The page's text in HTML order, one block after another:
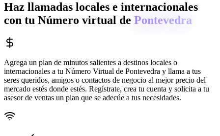
Haz llamadas locales e internacionales
con tu Número virtual de Pontevedra
Agrega un plan de minutos salientes a destinos locales o
internacionales a tu Número Virtual de Pontevedra y llama a tus
seres queridos, amigos o contactos de negocio al mejor precio del
mercado estés donde estés. Regístrate, crea tu cuenta y solicita a tu
asesor de ventas un plan que se adecúe a tus necesidades.